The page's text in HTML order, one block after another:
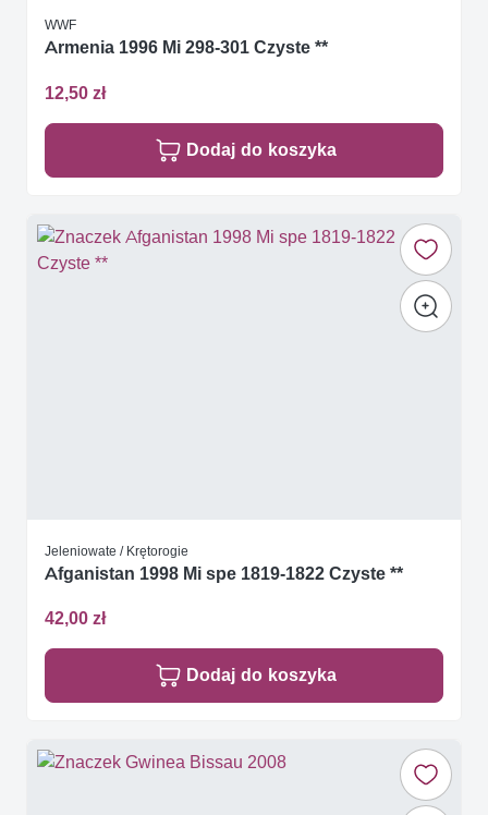
WWF
Armenia 1996 Mi 298-301 Czyste **
12,50 zł
Dodaj do koszyka
Jeleniowate / Krętorogie
Afganistan 1998 Mi spe 1819-1822 Czyste **
42,00 zł
Dodaj do koszyka